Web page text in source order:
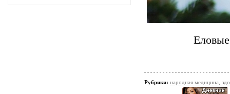
Рубрики: народная медицина,